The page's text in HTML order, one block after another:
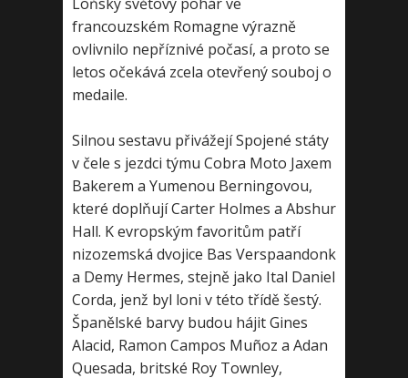
francouzském Romagne výrazně
ovlivnilo nepříznivé počasí, a proto se
letos očekává zcela otevřený souboj o
medaile.
Silnou sestavu přivážejí Spojené státy
v čele s jezdci týmu Cobra Moto Jaxem
Bakerem a Yumenou Berningovou,
které doplňují Carter Holmes a Abshur
Hall. K evropským favoritům patří
nizozemská dvojice Bas Verspaandonk
a Demy Hermes, stejně jako Ital Daniel
Corda, jenž byl loni v této třídě šestý.
Španělské barvy budou hájit Gines
Alacid, Ramon Campos Muñoz a Adan
Quesada, britské Roy Townley,